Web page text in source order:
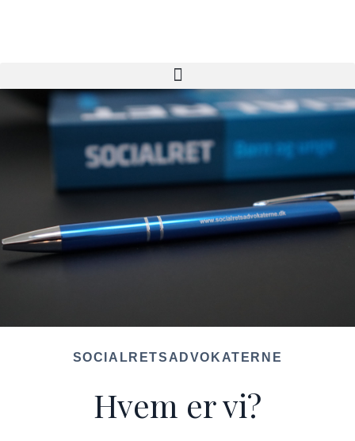
SOCIALRETSADVOKATERNE
Hvem er vi?